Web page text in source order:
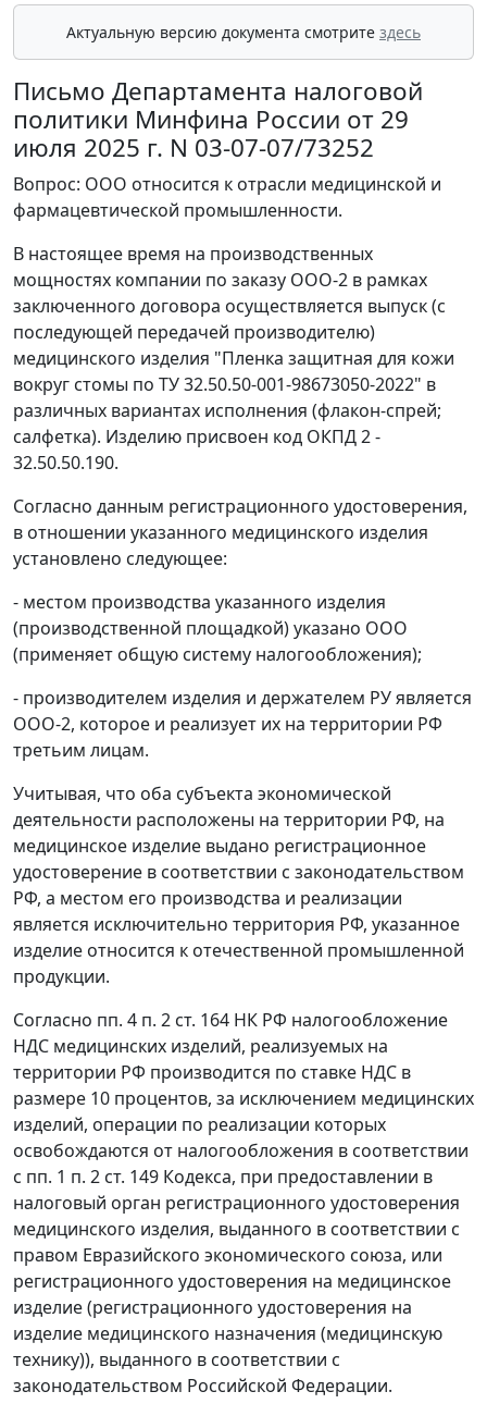
Актуальную версию документа смотрите здесь
Письмо Департамента налоговой
политики Минфина России от 29
июля 2025 г. N 03-07-07/73252
Вопрос: ООО относится к отрасли медицинской и
фармацевтической промышленности.
В настоящее время на производственных
мощностях компании по заказу ООО-2 в рамках
заключенного договора осуществляется выпуск (с
последующей передачей производителю)
медицинского изделия "Пленка защитная для кожи
вокруг стомы по ТУ 32.50.50-001-98673050-2022" в
различных вариантах исполнения (флакон-спрей;
салфетка). Изделию присвоен код ОКПД 2 -
32.50.50.190.
Согласно данным регистрационного удостоверения,
в отношении указанного медицинского изделия
установлено следующее:
- местом производства указанного изделия
(производственной площадкой) указано ООО
(применяет общую систему налогообложения);
- производителем изделия и держателем РУ является
ООО-2, которое и реализует их на территории РФ
третьим лицам.
Учитывая, что оба субъекта экономической
деятельности расположены на территории РФ, на
медицинское изделие выдано регистрационное
удостоверение в соответствии с законодательством
РФ, а местом его производства и реализации
является исключительно территория РФ, указанное
изделие относится к отечественной промышленной
продукции.
Согласно пп. 4 п. 2 ст. 164 НК РФ налогообложение
НДС медицинских изделий, реализуемых на
территории РФ производится по ставке НДС в
размере 10 процентов, за исключением медицинских
изделий, операции по реализации которых
освобождаются от налогообложения в соответствии
с пп. 1 п. 2 ст. 149 Кодекса, при предоставлении в
налоговый орган регистрационного удостоверения
медицинского изделия, выданного в соответствии с
правом Евразийского экономического союза, или
регистрационного удостоверения на медицинское
изделие (регистрационного удостоверения на
изделие медицинского назначения (медицинскую
технику)), выданного в соответствии с
законодательством Российской Федерации.